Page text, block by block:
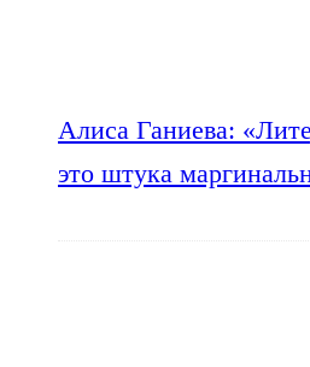
Алиса Ганиева:
это штука